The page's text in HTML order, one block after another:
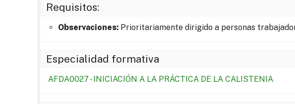
Requisitos:
Observaciones: Prioritariamente dirigido a personas
Especialidad formativa
AFDA0027 - INICIACIÓN A LA PRÁCTICA DE LA CALISTENIA